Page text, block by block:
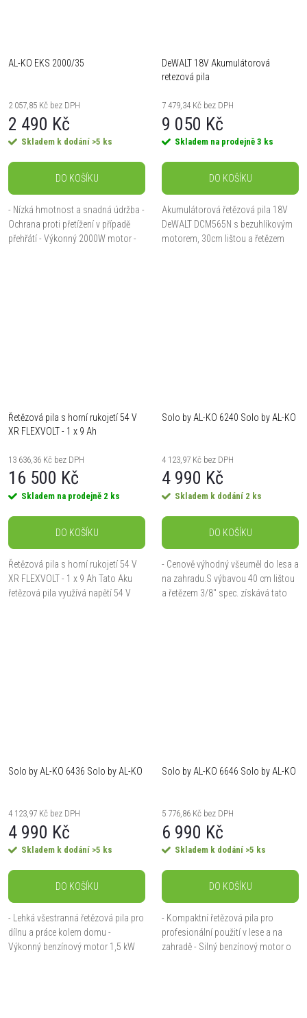
AL-KO EKS 2000/35
2 057,85 Kč bez DPH
2 490 Kč
Skladem k dodání >5 ks
DO KOŠÍKU
- Nízká hmotnost a snadná údržba -
Ochrana proti přetížení v případě
přehřátí - Výkonný 2000W motor -
DeWALT 18V Akumulátorová
retezová pila
7 479,34 Kč bez DPH
9 050 Kč
Skladem na prodejně 3 ks
DO KOŠÍKU
Akumulátorová řetězová pila 18V
DeWALT DCM565N s bezuhlíkovým
motorem, 30cm lištou a řetězem
Řetězová pila s horní rukojetí 54 V
XR FLEXVOLT - 1 x 9 Ah
13 636,36 Kč bez DPH
16 500 Kč
Skladem na prodejně 2 ks
DO KOŠÍKU
Řetězová pila s horní rukojetí 54 V
XR FLEXVOLT - 1 x 9 Ah Tato Aku
řetězová pila využívá napětí 54 V
Solo by AL-KO 6240 Solo by AL-KO
4 123,97 Kč bez DPH
4 990 Kč
Skladem k dodání 2 ks
DO KOŠÍKU
- Cenově výhodný všeuměl do lesa a
na zahradu.S výbavou 40 cm lištou
a řetězem 3/8" spec. získává tato
Solo by AL-KO 6436 Solo by AL-KO
4 123,97 Kč bez DPH
4 990 Kč
Skladem k dodání >5 ks
DO KOŠÍKU
- Lehká všestranná řetězová pila pro
dílnu a práce kolem domu -
Výkonný benzínový motor 1,5 kW
Solo by AL-KO 6646 Solo by AL-KO
5 776,86 Kč bez DPH
6 990 Kč
Skladem k dodání >5 ks
DO KOŠÍKU
- Kompaktní řetězová pila pro
profesionální použití v lese a na
zahradě - Silný benzínový motor o